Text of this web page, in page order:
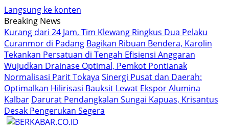
Langsung ke konten
Breaking News
Kurang dari 24 Jam, Tim Klewang Ringkus Dua Pelaku
Curanmor di Padang Bagikan Ribuan Bendera, Karolin
Tekankan Persatuan di Tengah Efisiensi Anggaran
Wujudkan Drainase Optimal, Pemkot Pontianak
Normalisasi Parit Tokaya Sinergi Pusat dan Daerah:
Optimalkan Hilirisasi Bauksit Lewat Ekspor Alumina
Kalbar Darurat Pendangkalan Sungai Kapuas, Krisantus
Desak Pengerukan Segera